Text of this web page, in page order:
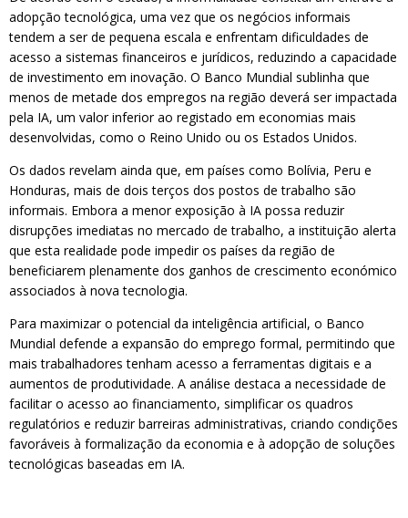
adopção tecnológica, uma vez que os negócios informais
tendem a ser de pequena escala e enfrentam dificuldades de
acesso a sistemas financeiros e jurídicos, reduzindo a capacidade
de investimento em inovação. O Banco Mundial sublinha que
menos de metade dos empregos na região deverá ser impactada
pela IA, um valor inferior ao registado em economias mais
desenvolvidas, como o Reino Unido ou os Estados Unidos.
Os dados revelam ainda que, em países como Bolívia, Peru e
Honduras, mais de dois terços dos postos de trabalho são
informais. Embora a menor exposição à IA possa reduzir
disrupções imediatas no mercado de trabalho, a instituição alerta
que esta realidade pode impedir os países da região de
beneficiarem plenamente dos ganhos de crescimento económico
associados à nova tecnologia.
Para maximizar o potencial da inteligência artificial, o Banco
Mundial defende a expansão do emprego formal, permitindo que
mais trabalhadores tenham acesso a ferramentas digitais e a
aumentos de produtividade. A análise destaca a necessidade de
facilitar o acesso ao financiamento, simplificar os quadros
regulatórios e reduzir barreiras administrativas, criando condições
favoráveis à formalização da economia e à adopção de soluções
tecnológicas baseadas em IA.